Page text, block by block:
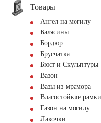
Товары
Ангел на могилу
Балясины
Бордюр
Брусчатка
Бюст и Скульптуры
Вазон
Вазы из мрамора
Влагостойкие рамки
Газон на могилу
Лавочки